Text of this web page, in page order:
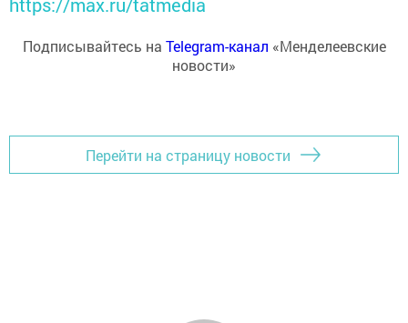
https://max.ru/tatmedia
Подписывайтесь на Telegram-канал «Менделеевские
новости»
Перейти на страницу новости